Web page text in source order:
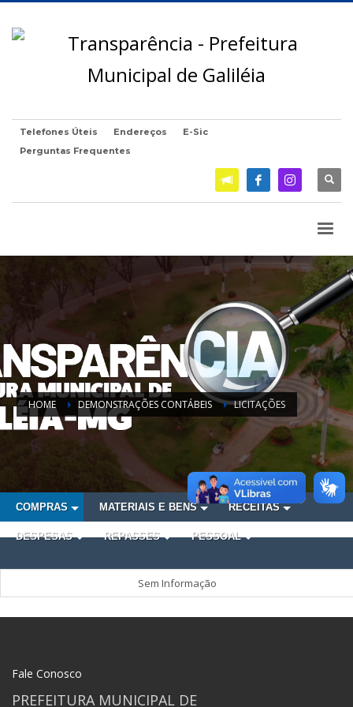
Telefones Úteis Endereços
E-Sic
Perguntas Frequentes
HOME DEMONSTRAÇÕES CONTÁBEIS LICITAÇÕES
COMPRAS MATERIAIS E BENS RECEITAS
DESPESAS REPASSES PESSOAL
Sem Informação
Fale Conosco
PREFEITURA MUNICIPAL DE